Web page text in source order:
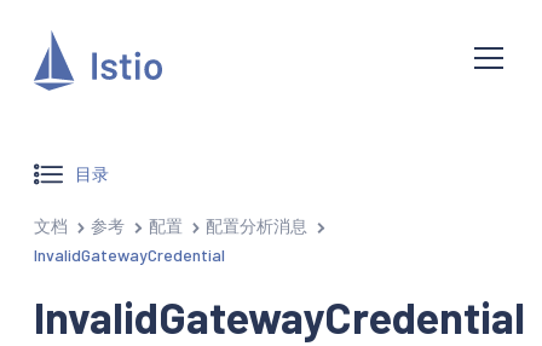
目录
文档 参考 配置
配置分析消息
InvalidGatewayCredential
InvalidGatewayCredential